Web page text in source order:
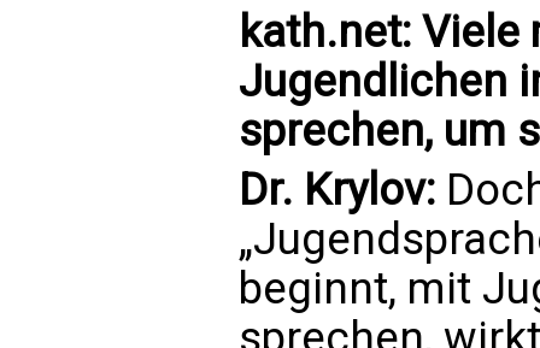
kath.net:
Jugendlichen
sprechen, um
Dr. Krylov:
beginnt, mit